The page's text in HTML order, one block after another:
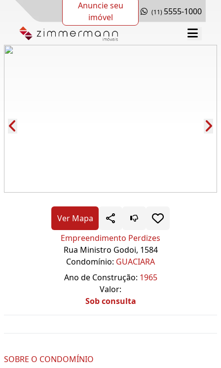
Anuncie seu
imóvel
(11) 5555-1000
Ver Mapa
Empreendimento Perdizes
Rua Ministro Godoi, 1584
Condomínio: GUACIARA
Ano de Construção: 1965
Valor:
Sob consulta
SOBRE O CONDOMÍNIO